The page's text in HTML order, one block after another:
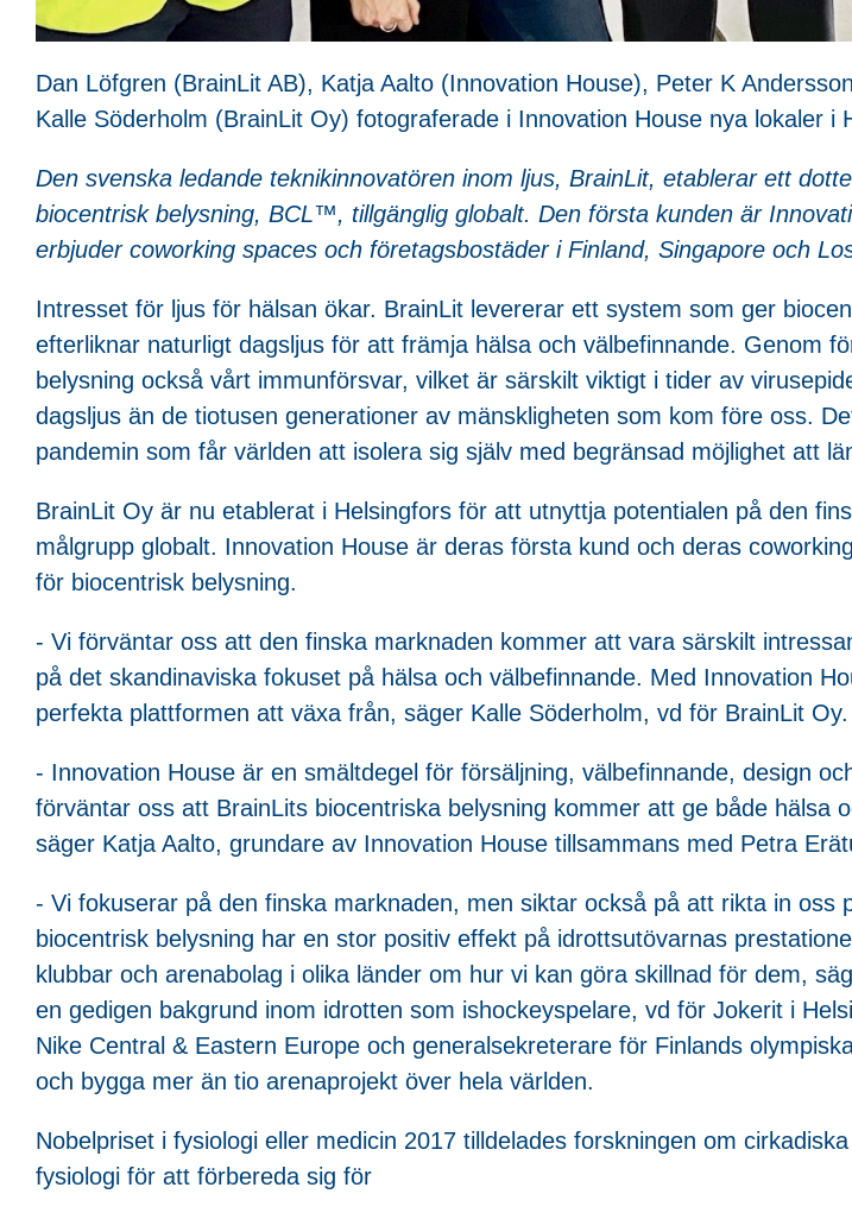
Dan Löfgren (BrainLit AB), Katja Aalto (Innovation House), Peter K
Kalle Söderholm (BrainLit Oy) fotograferade i Innovation House nya lokaler i
Den svenska ledande teknikinnovatören inom ljus, BrainLit, etablerar ett
biocentrisk belysning, BCL™, tillgänglig globalt. Den första kunden är
erbjuder coworking spaces och företagsbostäder i Finland, Singapore och
Intresset för ljus för hälsan ökar. BrainLit levererar ett system som ger
efterliknar naturligt dagsljus för att främja hälsa och välbefinnande. Genom
belysning också vårt immunförsvar, vilket är särskilt viktigt i tider av
dagsljus än de tiotusen generationer av mänskligheten som kom före oss.
pandemin som får världen att isolera sig själv med begränsad möjlighet att
BrainLit Oy är nu etablerat i Helsingfors för att utnyttja potentialen på den
målgrupp globalt. Innovation House är deras första kund och deras
för biocentrisk belysning.
- Vi förväntar oss att den finska marknaden kommer att vara särskilt
på det skandinaviska fokuset på hälsa och välbefinnande. Med Innovation
perfekta plattformen att växa från, säger Kalle Söderholm, vd för BrainLit Oy.
- Innovation House är en smältdegel för försäljning, välbefinnande, design
förväntar oss att BrainLits biocentriska belysning kommer att ge både hälsa
säger Katja Aalto, grundare av Innovation House tillsammans med Petra
- Vi fokuserar på den finska marknaden, men siktar också på att rikta in oss
biocentrisk belysning har en stor positiv effekt på idrottsutövarnas
klubbar och arenabolag i olika länder om hur vi kan göra skillnad för dem,
en gedigen bakgrund inom idrotten som ishockeyspelare, vd för Jokerit i
Nike Central & Eastern Europe och generalsekreterare för Finlands
och bygga mer än tio arenaprojekt över hela världen.
Nobelpriset i fysiologi eller medicin 2017 tilldelades forskningen om
fysiologi för att förbereda sig för